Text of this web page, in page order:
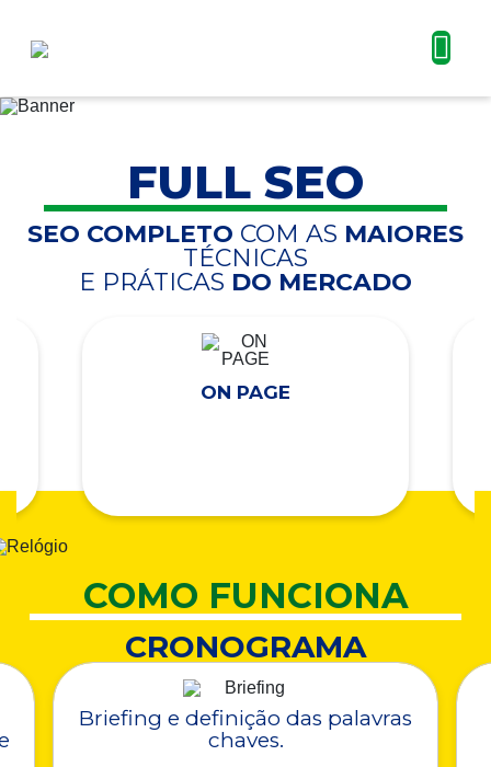
FULL SEO
SEO COMPLETO COM AS MAIORES
TÉCNICAS
E PRÁTICAS DO MERCADO
ON PAGE
COMO FUNCIONA
CRONOGRAMA
Briefing e definição das palavras
chaves.